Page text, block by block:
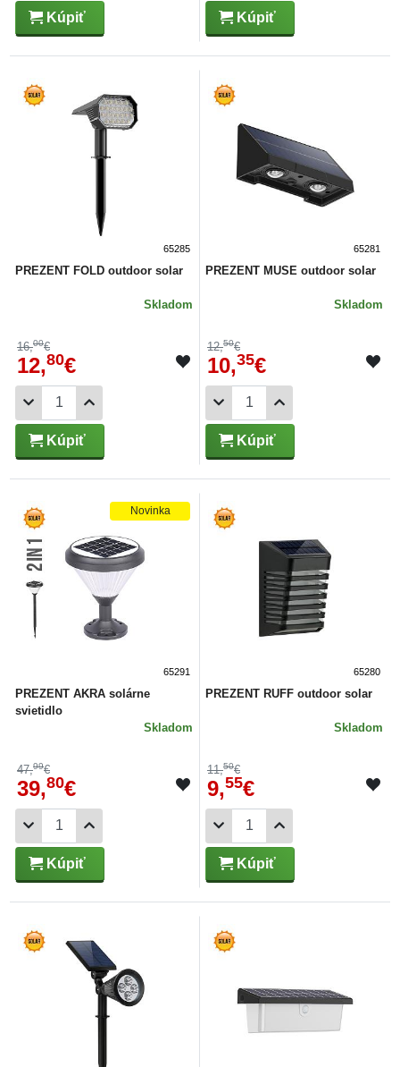
Kúpiť Kúpiť
65285
PREZENT FOLD outdoor solar
Skladom
16,00€
12,80€
Kúpiť
65281
PREZENT MUSE outdoor solar
Skladom
12,50€
10,35€
Kúpiť
65291
PREZENT AKRA solárne
svietidlo
Skladom
47,99€
39,80€
Kúpiť
Novinka
65280
PREZENT RUFF outdoor solar
Skladom
11,50€
9,55€
Kúpiť